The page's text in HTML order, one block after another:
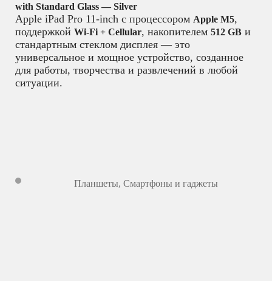
with Standard Glass — Silver
Apple iPad Pro 11-inch с процессором Apple M5,
поддержкой Wi-Fi + Cellular, накопителем 512 GB и
стандартным стеклом дисплея — это
универсальное и мощное устройство, созданное
для работы, творчества и развлечений в любой
ситуации.
Планшеты, Смартфоны и гаджеты